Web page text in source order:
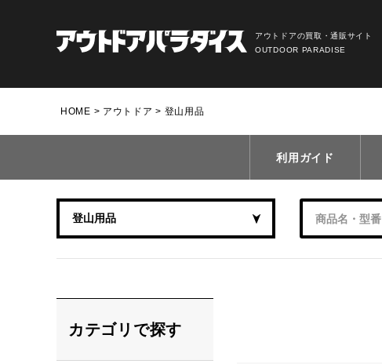
アウトドアの買取・通販サイト
OUTDOOR PARADISE
HOME アウトドア 登山用品
利用ガイド
カテゴリで探す